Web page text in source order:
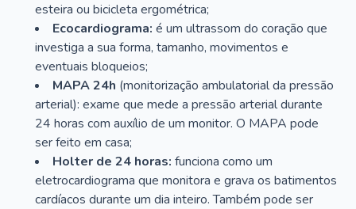
esteira ou bicicleta ergométrica;
Ecocardiograma: é um ultrassom do coração que
investiga a sua forma, tamanho, movimentos e
eventuais bloqueios;
MAPA 24h (monitorização ambulatorial da pressão
arterial): exame que mede a pressão arterial durante
24 horas com auxílio de um monitor. O MAPA pode
ser feito em casa;
Holter de 24 horas: funciona como um
eletrocardiograma que monitora e grava os batimentos
cardíacos durante um dia inteiro. Também pode ser